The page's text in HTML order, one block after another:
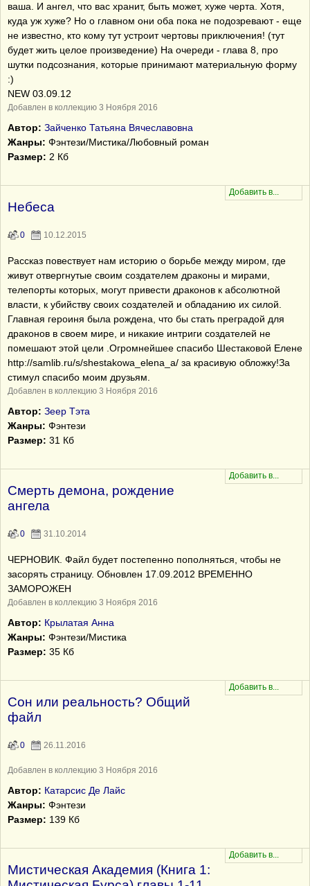
ваша. И ангел, что вас хранит, быть может, хуже черта. Хотя,
куда уж хуже? Но о главном они оба пока не подозревают - еще
не известно, кто кому тут устроит чертовы приключения! (тут
будет жить целое произведение) На очереди - глава 8, про
шутки подсознания, которые принимают материальную форму
:)
NEW 03.09.12
Добавлен в коллекцию 3 Ноября 2016
Автор: Зайченко Татьяна Вячеславовна
Жанры: Фэнтези/Мистика/Любовный роман
Размер: 2 Кб
Небеса
0 10.12.2015
Рассказ повествует нам историю о борьбе между миром, где
живут отвергнутые своим создателем драконы и мирами,
телепорты которых, могут привести драконов к абсолютной
власти, к убийству своих создателей и обладанию их силой.
Главная героиня была рождена, что бы стать преградой для
драконов в своем мире, и никакие интриги создателей не
помешают этой цели .Огромнейшее спасибо Шестаковой Елене
http://samlib.ru/s/shestakowa_elena_a/ за красивую обложку!За
стимул спасибо моим друзьям.
Добавлен в коллекцию 3 Ноября 2016
Автор: Зеер Тэта
Жанры: Фэнтези
Размер: 31 Кб
Смерть демона, рождение
ангела
0 31.10.2014
ЧЕРНОВИК. Файл будет постепенно пополняться, чтобы не
засорять страницу. Обновлен 17.09.2012 ВРЕМЕННО
ЗАМОРОЖЕН
Добавлен в коллекцию 3 Ноября 2016
Автор: Крылатая Анна
Жанры: Фэнтези/Мистика
Размер: 35 Кб
Cон или реальность? Общий
файл
0 26.11.2016
Добавлен в коллекцию 3 Ноября 2016
Автор: Катарсис Де Лайс
Жанры: Фэнтези
Размер: 139 Кб
Мистическая Академия (Книга 1: